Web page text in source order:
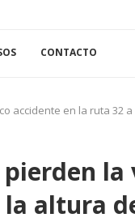
CONTACTO
accidente en la ruta 32
pierden
altura